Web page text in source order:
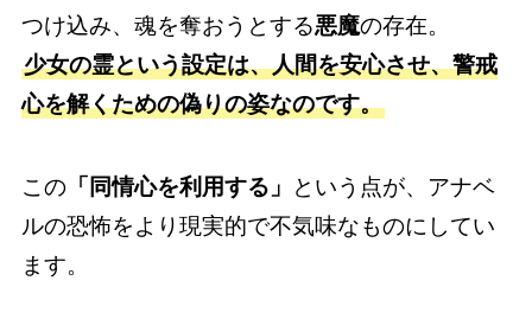
つけ込み、魂を奪おうとする悪魔の存在。
少女の霊という設定は、人間を安心させ、警戒
心を解くための偽りの姿なのです。
この「同情心を利用する」
という点が、アナベ
ルの恐怖をより現実的で不気味なものにしてい
ます。